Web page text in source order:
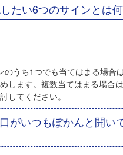
たい6つのサインとは
のうち1つでも当てはまる場合
します。複数当てはまる場合
してください。
がいつもぽかんと開い